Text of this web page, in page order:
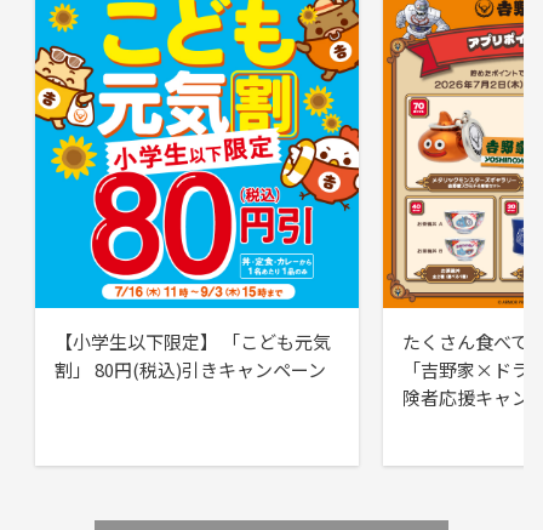
【小学生以下限定】 「こども元気
割」 80円(税込)引きキャンペーン
たくさん食べて
「吉野家×ドラ
険者応援キャン